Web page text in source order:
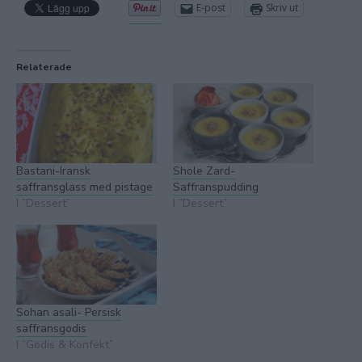
E-post Skriv ut
Relaterade
Bastani-Iransk
saffransglass med pistage
I ”Dessert”
Shole Zard-
Saffranspudding
I ”Dessert”
Sohan asali- Persisk
saffransgodis
I ”Godis & Konfekt”